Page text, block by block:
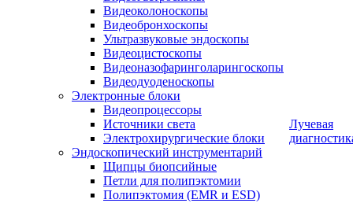
Видеоколоноскопы
Видеобронхоскопы
Ультразвуковые эндоскопы
Видеоцистоскопы
Видеоназофаринголарингоскопы
Видеодуоденоскопы
Электронные блоки
Видеопроцессоры
Источники света
Электрохирургические блоки
Эндоскопический инструментарий
Щипцы биопсийные
Петли для полипэктомии
Полипэктомия (EMR и ESD)
Лучевая